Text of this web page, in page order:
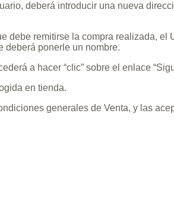
deberá introducir una nueva
debe remitirse la compra realizada, el
deberá ponerle un nombre.
a hacer “clic” sobre el enlace
en tienda.
generales de Venta, y las